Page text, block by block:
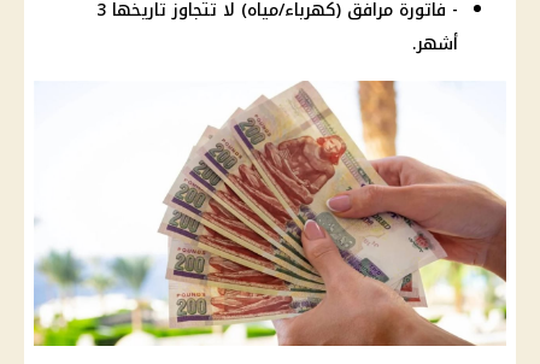
- فاتورة مرافق (كهرباء/مياه) لا تتجاوز تاريخها 3
أشهر.